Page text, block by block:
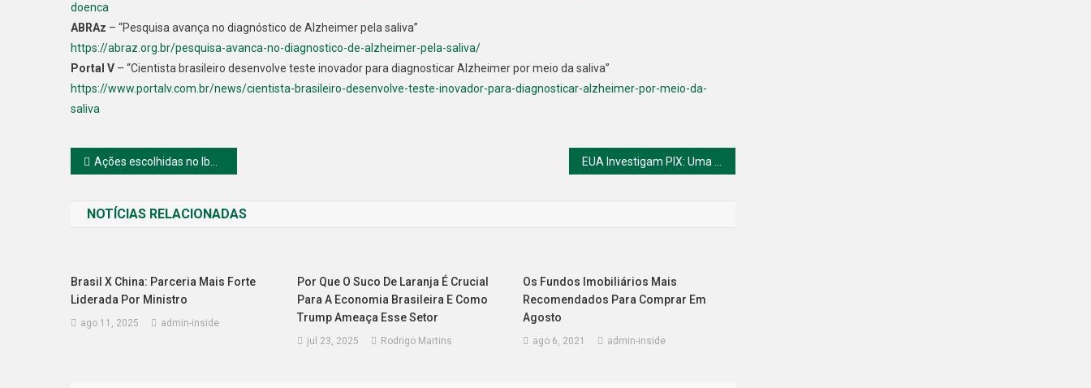
doenca
ABRAz – “Pesquisa avança no diagnóstico de Alzheimer pela saliva”
https://abraz.org.br/pesquisa-avanca-no-diagnostico-de-alzheimer-pela-saliva/
Portal V – “Cientista brasileiro desenvolve teste inovador para diagnosticar Alzheimer por meio da saliva”
https://www.portalv.com.br/news/cientista-brasileiro-desenvolve-teste-inovador-para-diagnosticar-alzheimer-por-meio-da-
saliva
Navegação
Post
Ações escolhidas no Ibovespa em 2021para lucrar
NOTÍCIAS RELACIONADAS
Brasil X China: Parceria Mais Forte
Liderada Por Ministro
ago 11, 2025 admin-inside
Por Que O Suco De Laranja É Crucial
Para A Economia Brasileira E Como
Trump Ameaça Esse Setor
jul 23, 2025 Rodrigo Martins
Os Fundos Imobiliários Mais
Recomendados Para Comprar Em
Agosto
ago 6, 2021 admin-inside